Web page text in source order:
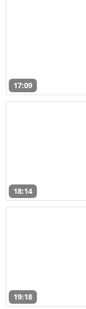
17:09
18:14
19:18